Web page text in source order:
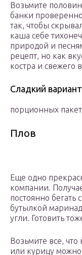
Возьмите
банки
так, чтобы
каша себе
природой и
рецепт, но как
костра и свежего
Сладкий вариант
порционных
Плов
Еще одно
компании.
постоянно
бутылкой
угли. Готовить
Возьмите все,
или курицу